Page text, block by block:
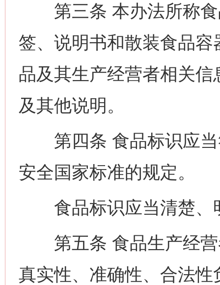
第三条 本办法所称食
签、说明书和散装食品
品及其生产经营者相关
及其他说明。
第四条 食品标识应当
安全国家标准的规定。
食品标识应当清楚、
第五条 食品生产经营
真实性、准确性、合法